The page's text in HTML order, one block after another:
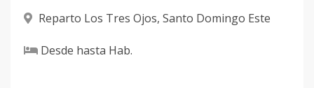
Reparto Los Tres Ojos, Santo Domingo Este
Desde hasta Hab.